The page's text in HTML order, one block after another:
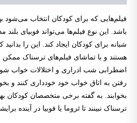
فیلم‌هایی که برای کودکان انتخاب می‌شود
باشد. این نوع فیلم‌ها می‌تواند فوبیای
شبانه برای کودکان ایجاد کند. این را بدانید
هستند و با تماشای فیلم‌های ترسناک ممکن
اضطرابی شب ادراری و اختلالات خواب
رفتن به اتاق خواب خود خودداری کنند و
بخوابند. به گفته برخی متخصصان کودکان
ترسناک نبینند تا تروما یا فوبیا در آینده